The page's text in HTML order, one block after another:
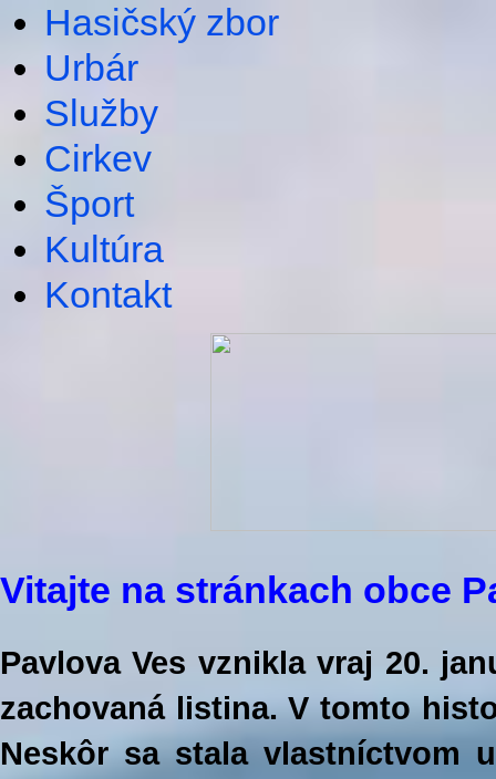
Hasičský zbor
Urbár
Služby
Cirkev
Šport
Kultúra
Kontakt
Vitajte na stránkach obce
Pavlova Ves vznikla vraj 20.
zachovaná listina. V tomto
Neskôr sa stala vlastníctvom